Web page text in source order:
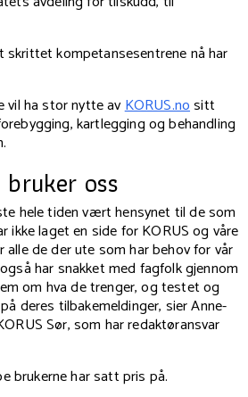
skrittet kompetansesentrene nå har
vil ha stor nytte avKORUS.nositt
kartlegging og behandling
oss
hele tiden vært hensynet til de som
ikke laget en side for KORUS og våre
de der ute som har behov for vår
har snakket med fagfolk gjennom
om hva de trenger, og testet og
deres tilbakemeldinger, sier Anne-
Sør, som har redaktøransvar
brukerne har satt pris på.